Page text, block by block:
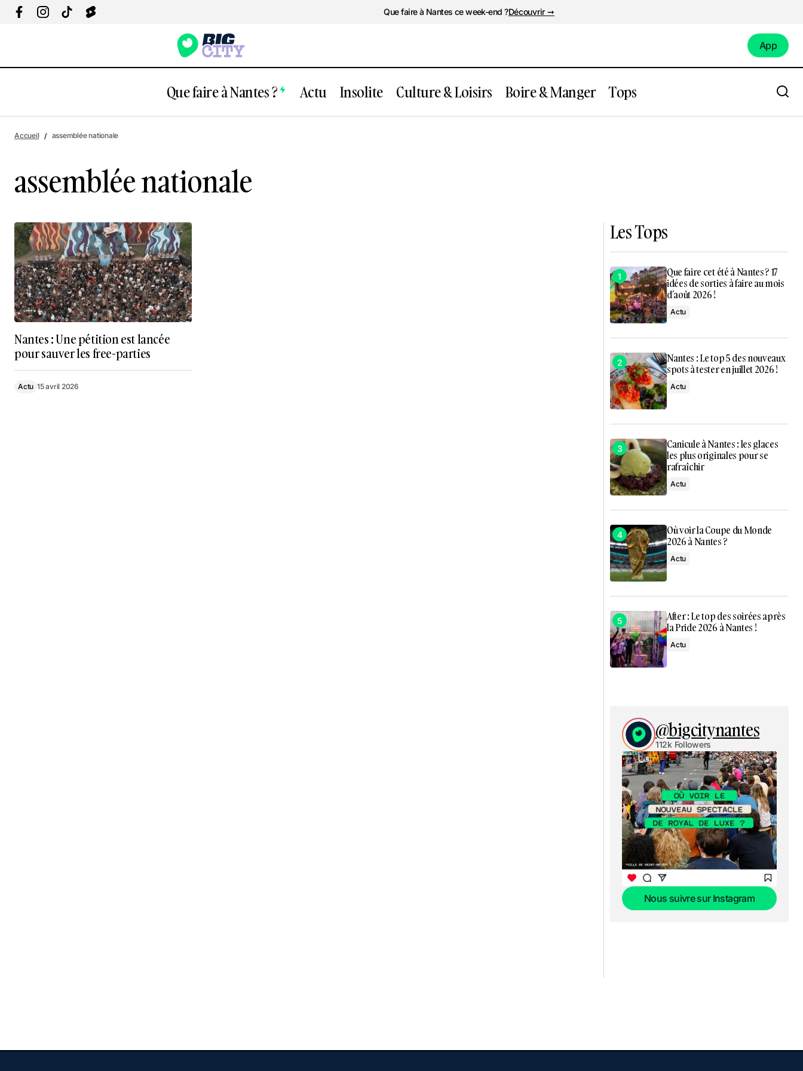
Que faire à Nantes ce week-end ?Découvrir ➞
App
Que faire à Nantes ? Actu Insolite Culture & Loisirs Boire & Manger Tops
Accueil assemblée nationale
assemblée nationale
Nantes : Une pétition est lancée
pour sauver les free-parties
Actu 15 avril 2026
Les Tops
Que faire cet été à Nantes ? 17
idées de sorties à faire au mois
d’août 2026 !
Actu
Nantes : Le top 5 des nouveaux
spots à tester en juillet 2026 !
Actu
Canicule à Nantes : les glaces
les plus originales pour se
rafraîchir
Actu
Où voir la Coupe du Monde
2026 à Nantes ?
Actu
After : Le top des soirées après
la Pride 2026 à Nantes !
Actu
@bigcitynantes
112k Followers
Nous suivre sur Instagram